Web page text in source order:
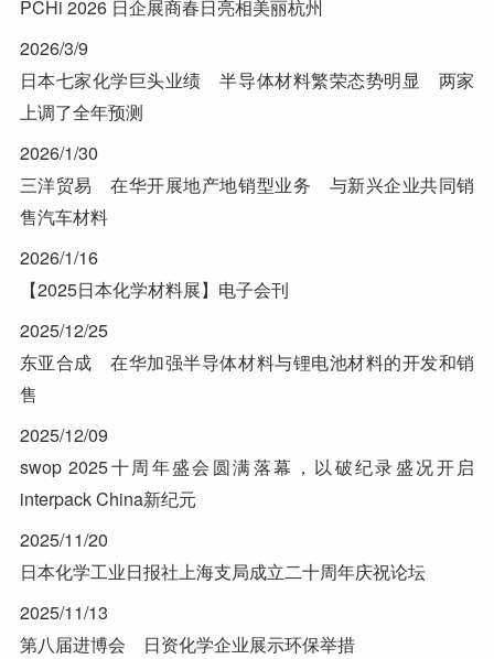
PCHi 2026 日企展商春日亮相美丽杭州
2026/3/9
日本七家化学巨头业绩 半导体材料繁荣态势明显 两家
上调了全年预测
2026/1/30
三洋贸易 在华开展地产地销型业务 与新兴企业共同销
售汽车材料
2026/1/16
【2025日本化学材料展】电子会刊
2025/12/25
东亚合成 在华加强半导体材料与锂电池材料的开发和销
售
2025/12/09
swop 2025十周年盛会圆满落幕，以破纪录盛况开启
interpack China新纪元
2025/11/20
日本化学工业日报社上海支局成立二十周年庆祝论坛
2025/11/13
第八届进博会 日资化学企业展示环保举措